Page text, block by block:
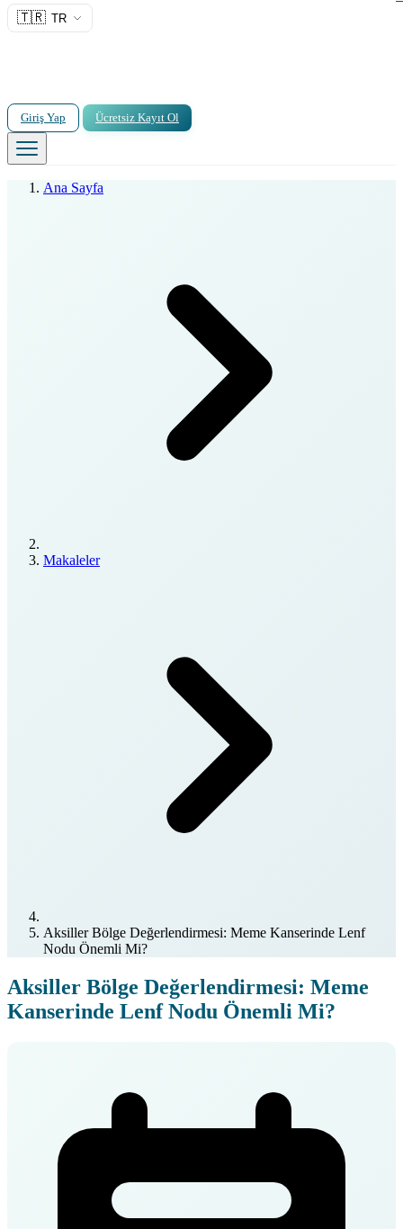
🇹🇷 TR
Giriş Yap Ücretsiz Kayıt Ol
Ana Sayfa
Makaleler
Aksiller Bölge Değerlendirmesi: Meme Kanserinde Lenf
Nodu Önemli Mi?
Aksiller Bölge Değerlendirmesi: Meme
Kanserinde Lenf Nodu Önemli Mi?